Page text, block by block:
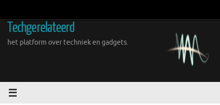
inhoud
Techgerelateerd
het platform over techniek en gadgets.